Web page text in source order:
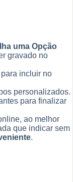
uma Opção
gravado no
incluir no
personalizados.
para finalizar
ao melhor
que indicar sem
.